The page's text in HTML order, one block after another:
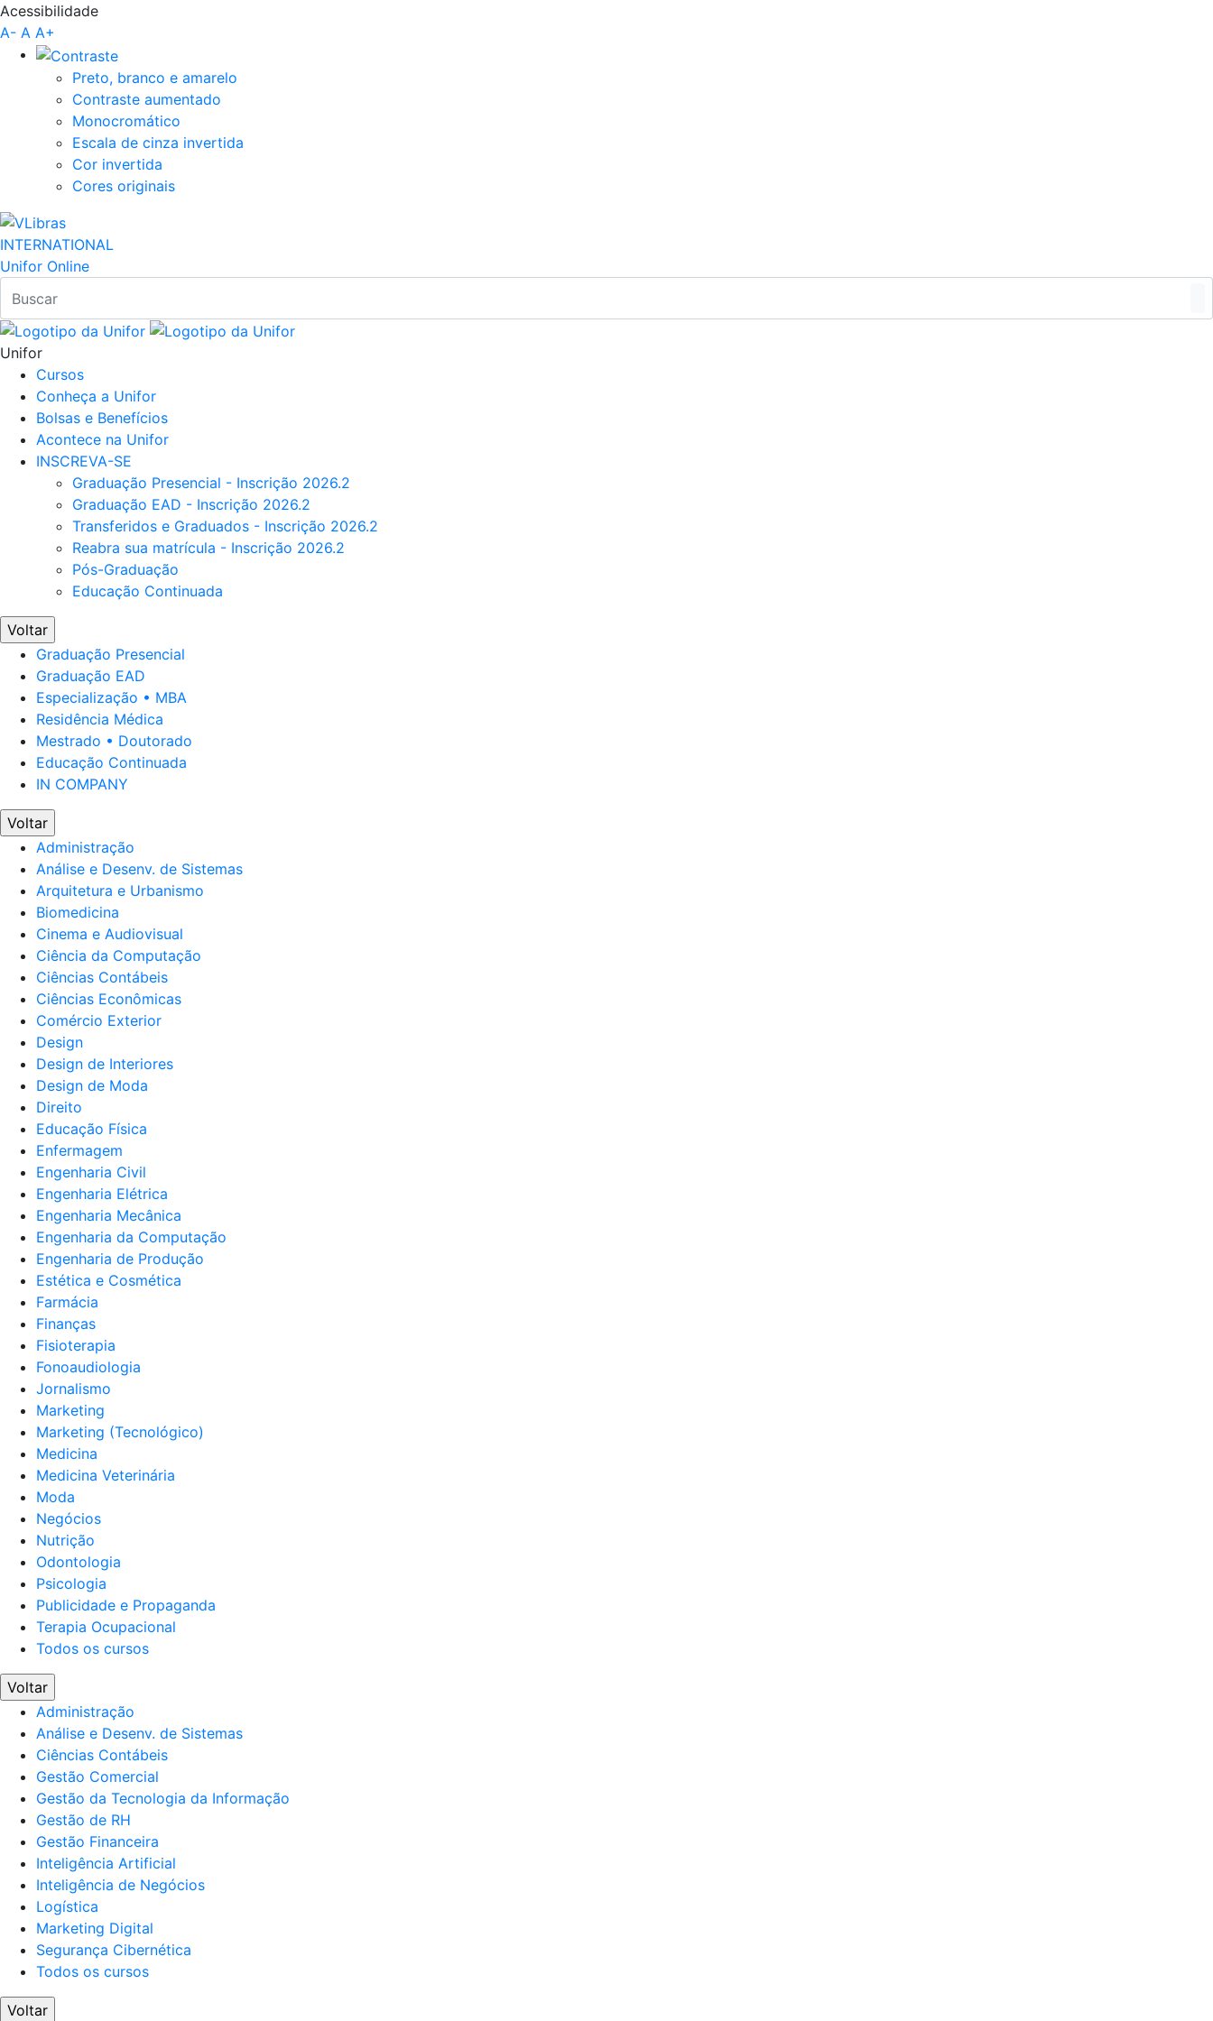
Pular para o Conteúdo principal
Acessibilidade
A- A A+
Preto, branco e amarelo
Contraste aumentado
Monocromático
Escala de cinza invertida
Cor invertida
Cores originais
INTERNATIONAL
Unifor Online
Unifor
Cursos
Conheça a Unifor
Bolsas e Benefícios
Acontece na Unifor
INSCREVA-SE
Graduação Presencial - Inscrição 2026.2
Graduação EAD - Inscrição 2026.2
Transferidos e Graduados - Inscrição 2026.2
Reabra sua matrícula - Inscrição 2026.2
Pós-Graduação
Educação Continuada
Voltar
Graduação Presencial
Graduação EAD
Especialização • MBA
Residência Médica
Mestrado • Doutorado
Educação Continuada
IN COMPANY
Voltar
Administração
Análise e Desenv. de Sistemas
Arquitetura e Urbanismo
Biomedicina
Cinema e Audiovisual
Ciência da Computação
Ciências Contábeis
Ciências Econômicas
Comércio Exterior
Design
Design de Interiores
Design de Moda
Direito
Educação Física
Enfermagem
Engenharia Civil
Engenharia Elétrica
Engenharia Mecânica
Engenharia da Computação
Engenharia de Produção
Estética e Cosmética
Farmácia
Finanças
Fisioterapia
Fonoaudiologia
Jornalismo
Marketing
Marketing (Tecnológico)
Medicina
Medicina Veterinária
Moda
Negócios
Nutrição
Odontologia
Psicologia
Publicidade e Propaganda
Terapia Ocupacional
Todos os cursos
Voltar
Administração
Análise e Desenv. de Sistemas
Ciências Contábeis
Gestão Comercial
Gestão da Tecnologia da Informação
Gestão de RH
Gestão Financeira
Inteligência Artificial
Inteligência de Negócios
Logística
Marketing Digital
Segurança Cibernética
Todos os cursos
Voltar